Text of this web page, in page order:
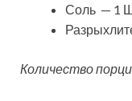
Соль — 1
Количество